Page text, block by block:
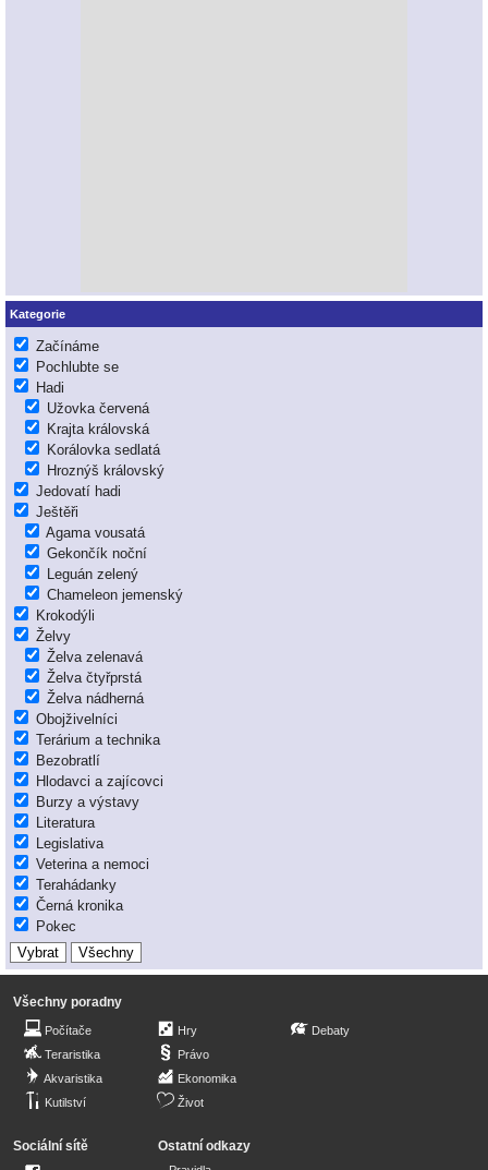
Kategorie
Začínáme
Pochlubte se
Hadi
Užovka červená
Krajta královská
Korálovka sedlatá
Hroznýš královský
Jedovatí hadi
Ještěři
Agama vousatá
Gekončík noční
Leguán zelený
Chameleon jemenský
Krokodýli
Želvy
Želva zelenavá
Želva čtyřprstá
Želva nádherná
Obojživelníci
Terárium a technika
Bezobratlí
Hlodavci a zajícovci
Burzy a výstavy
Literatura
Legislativa
Veterina a nemoci
Terahádanky
Černá kronika
Pokec
Všechny poradny
Počítače
Teraristika
Akvaristika
Kutilství
Hry
Právo
Ekonomika
Život
Debaty
Sociální sítě Ostatní odkazy